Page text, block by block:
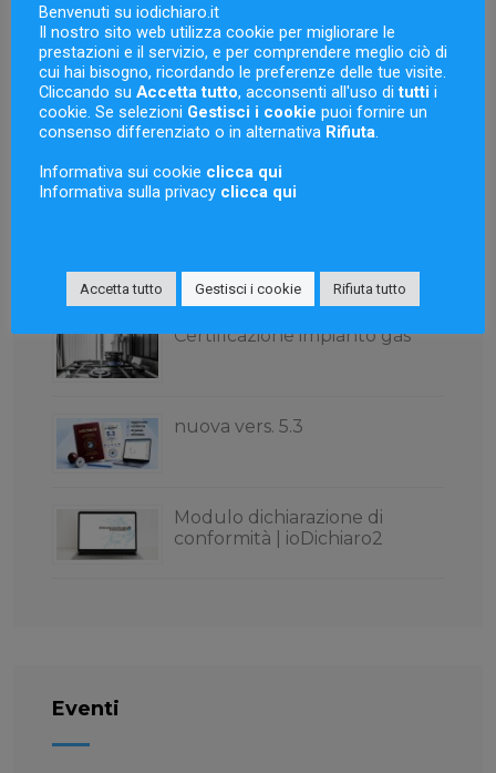
Novità
Certificazione impianto gas
nuova vers. 5.3
Modulo dichiarazione di
conformità | ioDichiaro2
Eventi
Benvenuti su iodichiaro.it
Il nostro sito web utilizza cookie per migliorare le
prestazioni e il servizio, e per comprendere meglio ciò di
cui hai bisogno, ricordando le preferenze delle tue visite.
Cliccando su Accetta tutto, acconsenti all'uso ditutti i
cookie. Se selezioni Gestisci i cookie puoi fornire un
consenso differenziato o in alternativa Rifiuta.
Informativa sui cookie clicca qui
Informativa sulla privacy clicca qui
Accetta tutto Gestisci i cookie Rifiuta tutto